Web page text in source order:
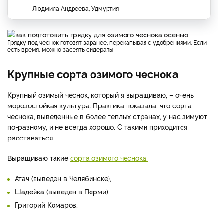
Людмила Андреева, Удмуртия
Грядку под чеснок готовят заранее, перекапывая с удобрениями. Если
есть время, можно засеять сидераты
Крупные сорта озимого чеснока
Крупный озимый чеснок, который я выращиваю, – очень
морозостойкая культура. Практика показала, что сорта
чеснока, выведенные в более теплых странах, у нас зимуют
по-разному, и не всегда хорошо. С такими приходится
расставаться.
Выращиваю такие сорта озимого чеснока:
Атач (выведен в Челябинске),
Шадейка (выведен в Перми),
Григорий Комаров,